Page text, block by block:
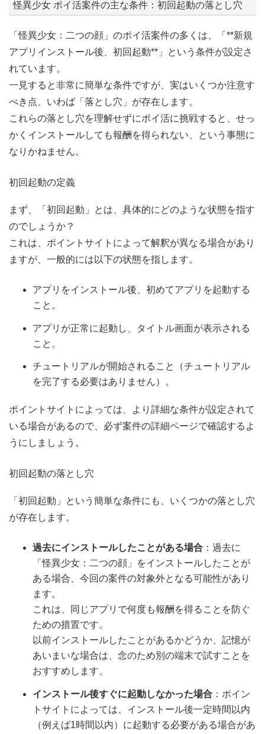
怪異少女 ポイ活案件の主な条件：初回起動の落とし穴
「怪異少女：二つの顔」のポイ活案件の多くは、「**新規
アプリインストール後、初回起動**」という条件が設定さ
れています。
一見すると非常に簡単な条件ですが、実はいくつか注意す
べき点、いわば「落とし穴」が存在します。
これらの落とし穴を理解せずにポイ活に挑戦すると、せっ
かくインストールしても報酬を得られない、という事態に
なりかねません。
初回起動の定義
まず、「初回起動」とは、具体的にどのような状態を指す
のでしょうか？
これは、ポイントサイトによって解釈が異なる場合があり
ますが、一般的には以下の状態を指します。
アプリをインストール後、初めてアプリを起動する
こと。
アプリが正常に起動し、タイトル画面が表示される
こと。
チュートリアルが開始されること（チュートリアル
を完了する必要はありません）。
ポイントサイトによっては、より詳細な条件が設定されて
いる場合があるので、必ず案件の詳細ページで確認するよ
うにしましょう。
初回起動の落とし穴
「初回起動」という簡単な条件にも、いくつかの落とし穴
が存在します。
過去にインストールしたことがある場合 ：過去に
「怪異少女：二つの顔」をインストールしたことが
ある場合、今回の案件の対象外となる可能性があり
ます。
これは、同じアプリで何度も報酬を得ることを防ぐ
ための措置です。
以前インストールしたことがあるかどうか、記憶が
あいまいな場合は、念のため別の端末で試すことを
おすすめします。
インストール後すぐに起動しなかった場合 ：ポイン
トサイトによっては、インストール後一定時間以内
（例えば1時間以内）に起動する必要がある場合があ